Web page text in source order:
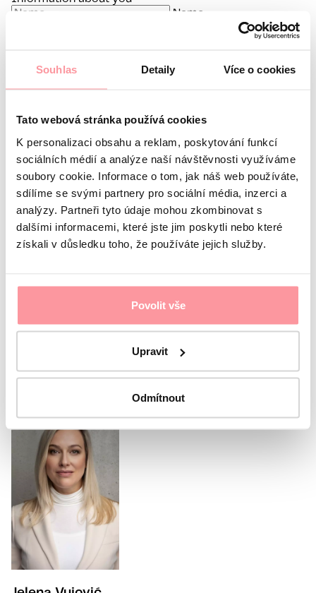
Souhlas Detaily Více o cookies
Tato webová stránka používá cookies
K personalizaci obsahu a reklam, poskytování funkcí
sociálních médií a analýze naší návštěvnosti využíváme
soubory cookie. Informace o tom, jak náš web používáte,
sdílíme se svými partnery pro sociální média, inzerci a
analýzy. Partneři tyto údaje mohou zkombinovat s
dalšími informacemi, které jste jim poskytli nebo které
získali v důsledku toho, že používáte jejich služby.
Povolit vše
Upravit
Odmítnout
Name
Preferred language
What’s your question? All communication is as discreet
as possible, don't be afraid to ask us anything
All communication is encrypted using SSL and
I agree with thePrivacy Policy
The form cannot be
submitted without your consent
Submit
Or call our coordinator